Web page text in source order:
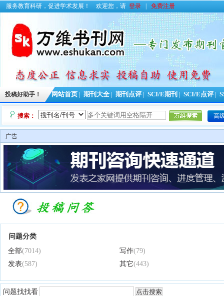
服务教育科研，促进学术发展！ 欢迎您，请 登录 免费注册
投稿好助手！ 网站首页 期刊大全 期刊点评 SCI/E期刊 SCI/E点评
搜索： 高
广告
问题分类
全部(7014) 写作(79)
发表(587) 其它(443)
问题找找看